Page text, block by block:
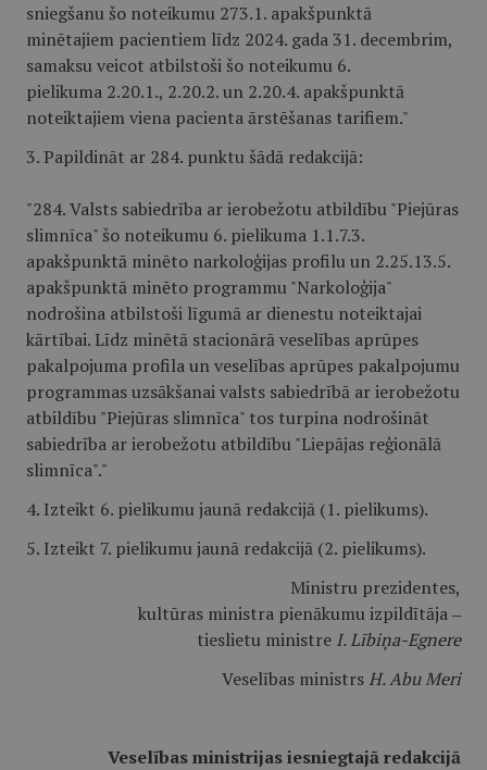
sniegšanu šo noteikumu 273.1. apakšpunktā
minētajiem pacientiem līdz 2024. gada 31. decembrim,
samaksu veicot atbilstoši šo noteikumu 6.
pielikuma 2.20.1., 2.20.2. un 2.20.4. apakšpunktā
noteiktajiem viena pacienta ārstēšanas tarifiem."
3. Papildināt ar 284. punktu šādā redakcijā:
"284. Valsts sabiedrība ar ierobežotu atbildību "Piejūras
slimnīca" šo noteikumu 6. pielikuma 1.1.7.3.
apakšpunktā minēto narkoloģijas profilu un 2.25.13.5.
apakšpunktā minēto programmu "Narkoloģija"
nodrošina atbilstoši līgumā ar dienestu noteiktajai
kārtībai. Līdz minētā stacionārā veselības aprūpes
pakalpojuma profila un veselības aprūpes pakalpojumu
programmas uzsākšanai valsts sabiedrībā ar ierobežotu
atbildību "Piejūras slimnīca" tos turpina nodrošināt
sabiedrība ar ierobežotu atbildību "Liepājas reģionālā
slimnīca"."
4. Izteikt 6. pielikumu jaunā redakcijā (1. pielikums).
5. Izteikt 7. pielikumu jaunā redakcijā (2. pielikums).
Ministru prezidentes,
kultūras ministra pienākumu izpildītāja ‒
tieslietu ministre I. Lībiņa-Egnere
Veselības ministrsH. Abu Meri
Veselības ministrijas iesniegtajā redakcijā